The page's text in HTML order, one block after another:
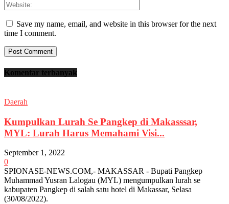
Save my name, email, and website in this browser for the next
time I comment.
Komentar terbanyak
Daerah
Kumpulkan Lurah Se Pangkep di Makasssar,
MYL: Lurah Harus Memahami Visi...
September 1, 2022
0
SPIONASE-NEWS.COM,- MAKASSAR - Bupati Pangkep
Muhammad Yusran Lalogau (MYL) mengumpulkan lurah se
kabupaten Pangkep di salah satu hotel di Makassar, Selasa
(30/08/2022).